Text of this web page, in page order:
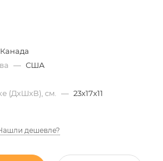
Канада
— США
(ДхШхВ), см.
— 23х17х11
дешевле?